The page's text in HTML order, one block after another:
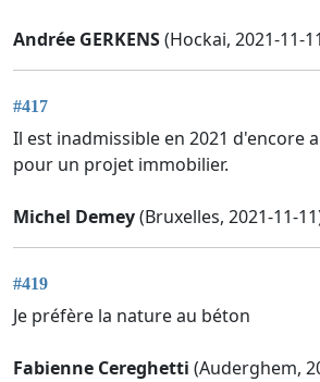
Andrée GERKENS(Hockai, 2021-11-
#417
Il est inadmissible en 2021 d'encore
pour un projet immobilier.
Michel Demey(Bruxelles, 2021-11-
#419
Je préfère la nature au béton
Fabienne Cereghetti (Auderghem,